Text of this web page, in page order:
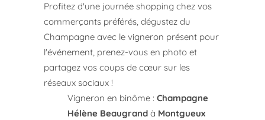
Profitez d'une journée shopping chez vos
commerçants préférés, dégustez du
Champagne avec le vigneron présent pour
l'événement, prenez-vous en photo et
partagez vos coups de cœur sur les
réseaux sociaux !
Vigneron en binôme : Champagne
Hélène Beaugrand à Montgueux